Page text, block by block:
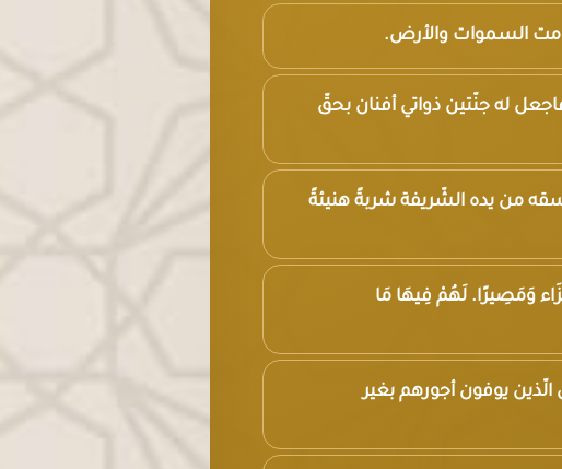
السموات والأرض.
له جنّتين ذواتي أفنان بحقّ
من يده الشّريفة شربةً هنيئةً
وَمَصِيرًا. لَهُمْ فِيهَا مَا
الّذين يوفون أجورهم بغير